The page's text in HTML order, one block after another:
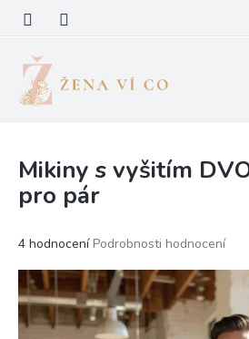
obsah
Mikiny s vyšitím
pro pár
Průměrné
produktu
je
5,0
z
4 hodnocení Podrobnosti hodnocení